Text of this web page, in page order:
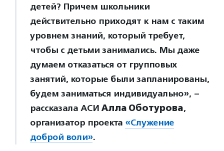
детей? Причем школьники
действительно приходят к нам с таким
уровнем знаний, который требует,
чтобы с детьми занимались. Мы даже
думаем отказаться от групповых
занятий, которые были запланированы,
будем заниматься индивидуально», –
рассказала АСИ Алла Оботурова,
организатор проекта «Служение
доброй воли».